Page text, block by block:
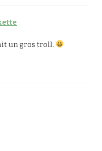
un gros troll.